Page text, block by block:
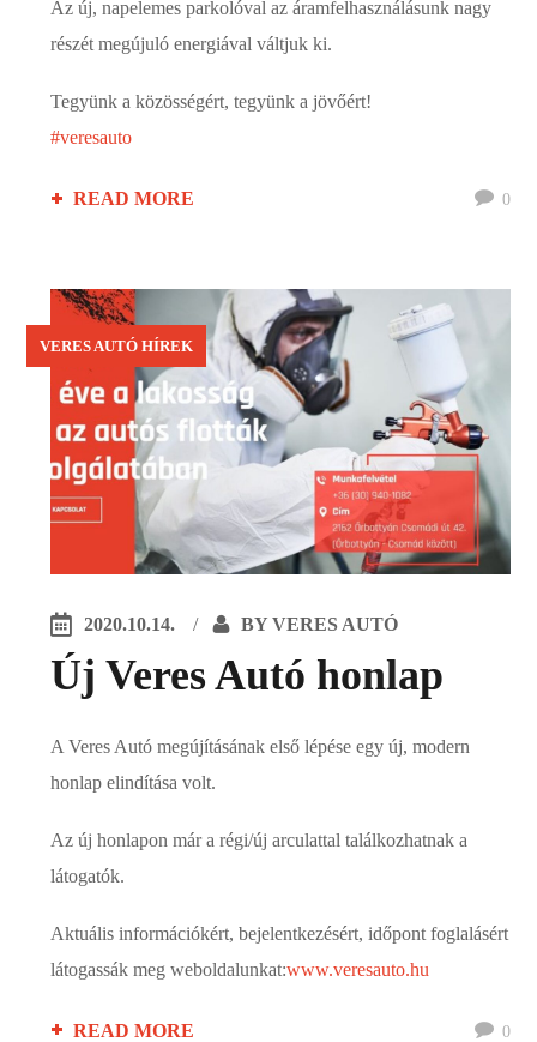
Az új, napelemes parkolóval az áramfelhasználásunk nagy
részét megújuló energiával váltjuk ki.
Tegyünk a közösségért, tegyünk a jövőért!
#veresauto
READ MORE 0
VERES AUTÓ HÍREK
2020.10.14. BYVERES AUTÓ
Új Veres Autó honlap
A Veres Autó megújításának első lépése egy új, modern
honlap elindítása volt.
Az új honlapon már a régi/új arculattal találkozhatnak a
látogatók.
Aktuális információkért, bejelentkezésért, időpont foglalásért
látogassák meg weboldalunkat:www.veresauto.hu
READ MORE 0